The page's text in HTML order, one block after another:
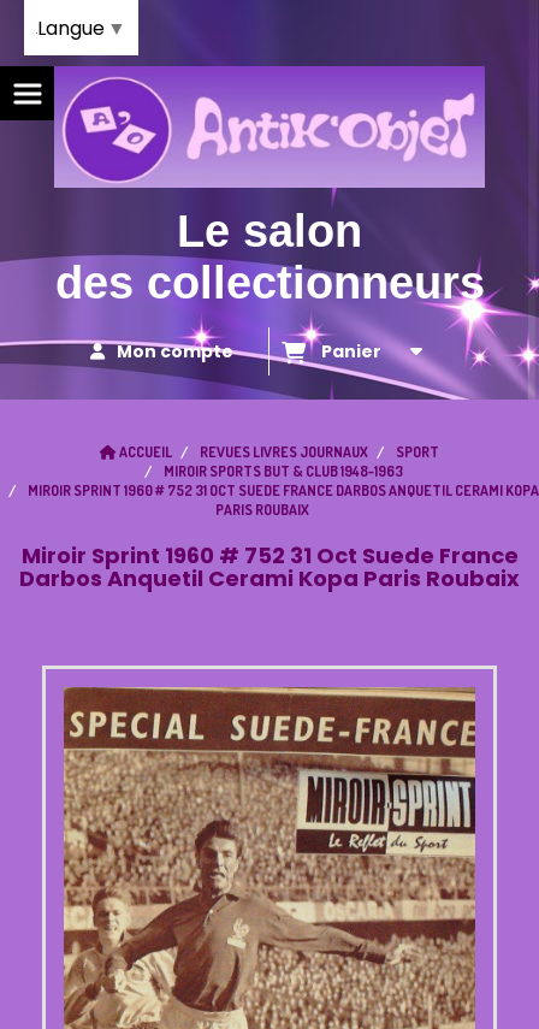
Le salon
des collectionneurs
Mon compte Panier
ACCUEIL REVUES LIVRES JOURNAUX
SPORT
MIROIR SPORTS BUT & CLUB 1948-1963
MIROIR SPRINT 1960 # 752 31 OCT SUEDE FRANCE DARBOS ANQUETIL CERAMI KOPA
PARIS ROUBAIX
Miroir Sprint 1960 # 752 31 Oct Suede France
Darbos Anquetil Cerami Kopa Paris Roubaix
Langue ▼